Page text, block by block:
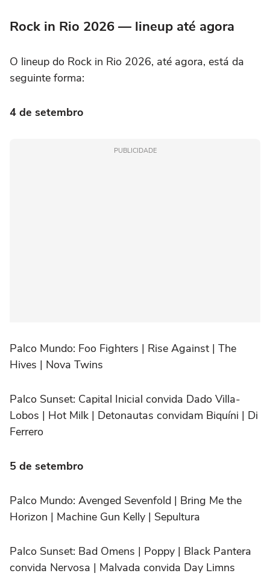
Rock in Rio 2026 — lineup até agora
O lineup do Rock in Rio 2026, até agora, está da
seguinte forma:
4 de setembro
PUBLICIDADE
Palco Mundo: Foo Fighters | Rise Against | The
Hives | Nova Twins
Palco Sunset: Capital Inicial convida Dado Villa-
Lobos | Hot Milk | Detonautas convidam Biquíni | Di
Ferrero
5 de setembro
Palco Mundo: Avenged Sevenfold | Bring Me the
Horizon | Machine Gun Kelly | Sepultura
Palco Sunset: Bad Omens | Poppy | Black Pantera
convida Nervosa | Malvada convida Day Limns